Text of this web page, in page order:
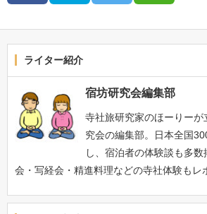
ライター紹介
宿坊研究会編集部
寺社旅研究家のほーりー
究会の編集部。日本全国
し、宿泊者の体験談も多
会・写経会・精進料理などの寺社体験もレ